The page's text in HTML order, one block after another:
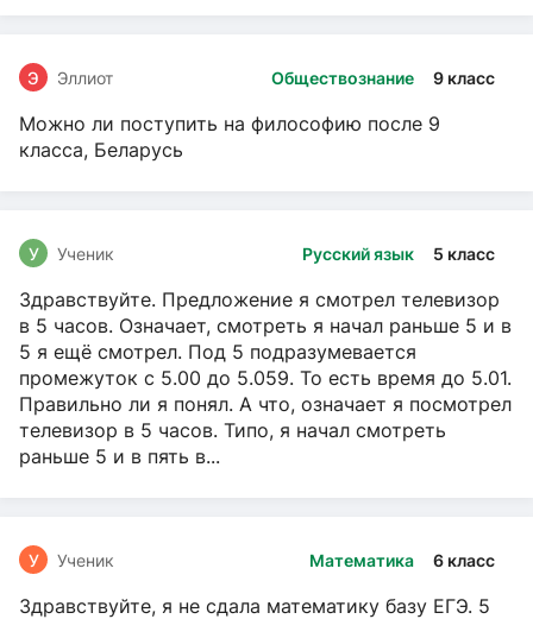
Обществознание 9 класс
Э Эллиот
Можно ли поступить на философию после 9
класса, Беларусь
Русский язык 5 класс
У Ученик
Здравствуйте. Предложение я смотрел телевизор
в 5 часов. Означает, смотреть я начал раньше 5 и в
5 я ещё смотрел. Под 5 подразумевается
промежуток с 5.00 до 5.059. То есть время до 5.01.
Правильно ли я понял. А что, означает я посмотрел
телевизор в 5 часов. Типо, я начал смотреть
раньше 5 и в пять в...
Математика 6 класс
У Ученик
Здравствуйте, я не сдала математику базу ЕГЭ. 5